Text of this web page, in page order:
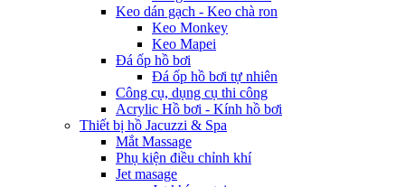
Keo dán gạch - Keo chà ron
Keo Monkey
Keo Mapei
Đá ốp hồ bơi
Đá ốp hồ bơi tự nhiên
Công cụ, dụng cụ thi công
Acrylic Hồ bơi - Kính hồ bơi
Thiết bị hồ Jacuzzi & Spa
Mắt Massage
Phụ kiện điều chỉnh khí
Jet masage